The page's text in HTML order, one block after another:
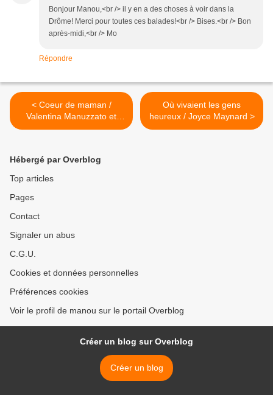
Bonjour Manou,<br /> il y en a des choses à voir dans la
Drôme! Merci pour toutes ces balades!<br /> Bises.<br /> Bon
après-midi,<br /> Mo
Répondre
< Coeur de maman /
Valentina Manuzzato et
Laura Romanazzi
Où vivaient les gens
heureux / Joyce Maynard >
Hébergé par Overblog
Top articles
Pages
Contact
Signaler un abus
C.G.U.
Cookies et données personnelles
Préférences cookies
Voir le profil de manou sur le portail Overblog
Créer un blog sur Overblog
Créer un blog